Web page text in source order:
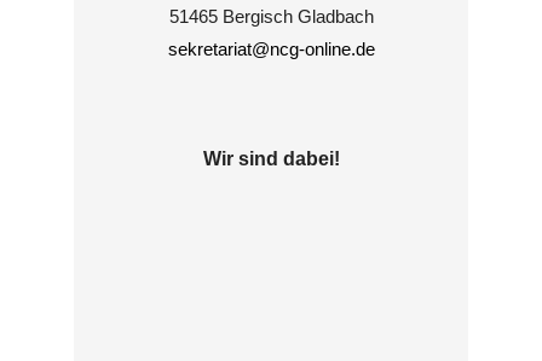
51465 Bergisch Gladbach
sekretariat@ncg-online.de
Wir sind dabei!